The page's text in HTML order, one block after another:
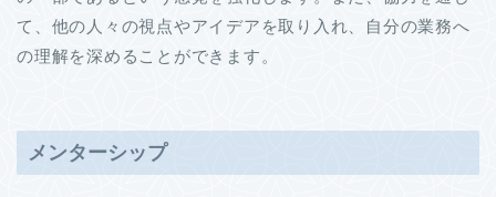
て、他の人々の視点やアイデアを取り入れ、自分の業務へ
の理解を深めることができます。
メンターシップ